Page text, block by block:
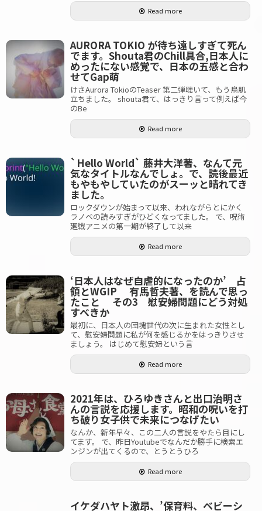
Read more
AURORA TOKIO が待ち遠しすぎて死ん
でます。Shouta君のChill具合,日本人に
めったにない感覚で、日本の五感と合わ
せてGap萌
けさAurora TokioのTeaser 第二弾聴いて、もう鳥肌
立ちました。 shouta君て、はっきり言って例えば今
のBe
Read more
`Hello World` 藤井大洋著、なんて元
気なタイトルなんでしょ。で、読後最近
もやもやしていたのがスーッと晴れてき
ました。
ロックダウンが始まって以来、われながらとにかく
ラノベの読みすぎがひどくなってました。 で、呪術
廻戦アニメの第一期が終了して以来
Read more
‘日本人はなぜ自虐的になったのか’ 占
領とWGIP 有馬哲夫著、を読んで思っ
たこと その3 慰安婦問題にどう対処
すべきか
最初に、日本人の団塊世代の次に生まれた女性とし
て、慰安婦問題に私が何を感じるかをはっきりさせ
ましょう。 はじめて慰安婦という言
Read more
2021年は、ひろゆきさんと出口治明さ
んの言説を応援します。昭和の呪いを打
ち破り女子供で未来につなげたい
なんか、新年早々、この二人の言説をやたら目にし
てます。 で、昨日Youtubeでなんだか勝手に検索エ
ンジンが出てくるので、とうとうひろ
Read more
イケダハヤト激昂、’保育料、ベビーシ